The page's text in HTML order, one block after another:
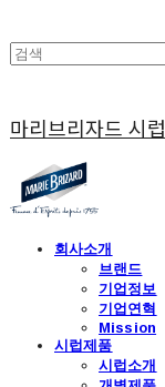
마리브리자드 시럽
회사소개
브랜드
기업정보
기업연혁
Mission
시럽제품
시럽소개